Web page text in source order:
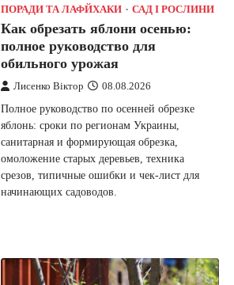
ПОРАДИ ТА ЛАФЙХАКИ САД І РОСЛИНИ
Как обрезать яблони осенью:
полное руководство для
обильного урожая
Лисенко Віктор 08.08.2026
Полное руководство по осенней обрезке
яблонь: сроки по регионам Украины,
санитарная и формирующая обрезка,
омоложение старых деревьев, техника
срезов, типичные ошибки и чек-лист для
начинающих садоводов.